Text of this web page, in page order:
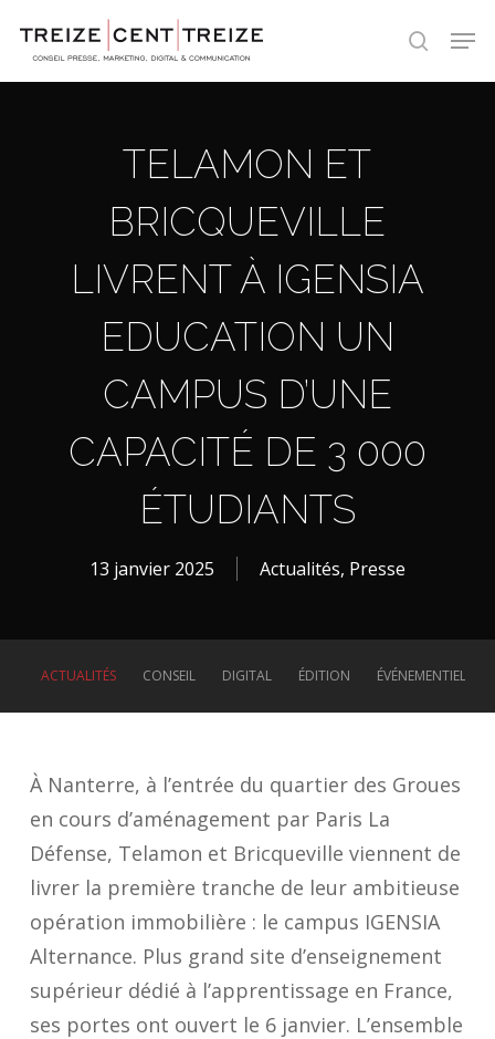
search
TELAMON ET
BRICQUEVILLE
LIVRENT À IGENSIA
EDUCATION UN
CAMPUS D’UNE
CAPACITÉ DE 3 000
ÉTUDIANTS
13 janvier 2025 Actualités, Presse
ACTUALITÉS CONSEIL DIGITAL ÉDITION ÉVÉNEMENTIEL
À Nanterre, à l’entrée du quartier des Groues
en cours d’aménagement par Paris La
Défense, Telamon et Bricqueville viennent de
livrer la première tranche de leur ambitieuse
opération immobilière : le campus IGENSIA
Alternance. Plus grand site d’enseignement
supérieur dédié à l’apprentissage en France,
ses portes ont ouvert le 6 janvier. L’ensemble